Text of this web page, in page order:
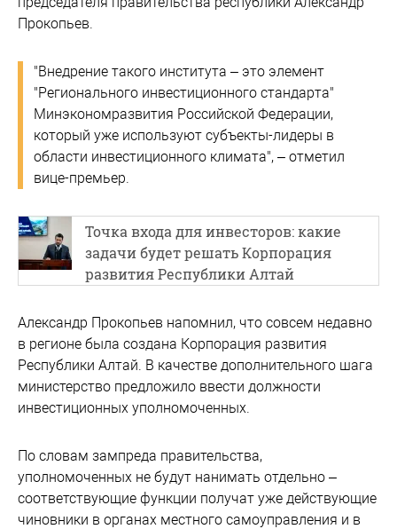
Прокопьев.
"Внедрение такого института – это элемент
"Регионального инвестиционного стандарта"
Минэкономразвития Российской Федерации,
который уже используют субъекты-лидеры в
области инвестиционного климата", – отметил
вице-премьер.
Точка входа для инвесторов: какие
задачи будет решать Корпорация
развития Республики Алтай
Александр Прокопьев напомнил, что совсем недавно
в регионе была создана Корпорация развития
Республики Алтай. В качестве дополнительного шага
министерство предложило ввести должности
инвестиционных уполномоченных.
По словам зампреда правительства,
уполномоченных не будут нанимать отдельно –
соответствующие функции получат уже действующие
чиновники в органах местного самоуправления и в